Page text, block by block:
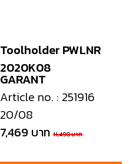
GARANT
Toolholder PWLNR
2020K08
Article no. : 251916
20/08
7,469 บาท 11,490 บาท